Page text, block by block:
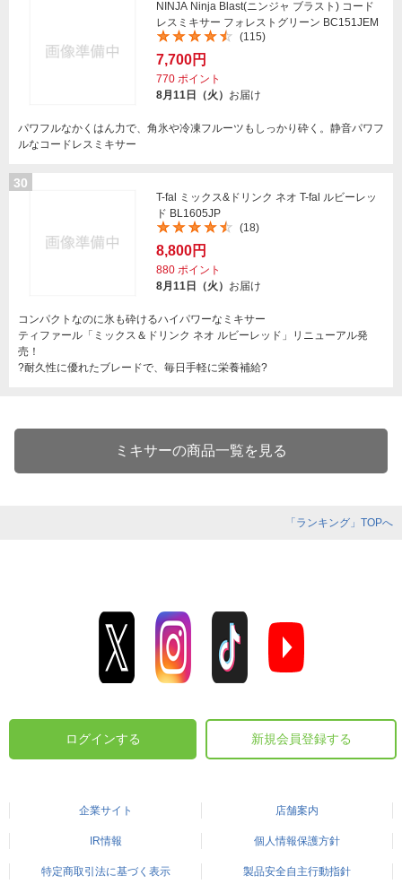
NINJA Ninja Blast(ニンジャ ブラスト) コード
レスミキサー フォレストグリーン BC151JEM
(115)
7,700円
770 ポイント
8月11日（火） お届け
パワフルなかくはん力で、角氷や冷凍フルーツもしっかり砕く。静音パワフ
ルなコードレスミキサー
30
T-fal ミックス&ドリンク ネオ T-fal ルビーレッ
ド BL1605JP
(18)
8,800円
880 ポイント
8月11日（火） お届け
コンパクトなのに氷も砕けるハイパワーなミキサー
ティファール「ミックス＆ドリンク ネオ ルビーレッド」リニューアル発
売！
?耐久性に優れたブレードで、毎日手軽に栄養補給?
ミキサーの商品一覧を見る
「ランキング」TOPへ
ログインする 新規会員登録する
企業サイト 店舗案内
IR情報 個人情報保護方針
特定商取引法に基づく表示 製品安全自主行動指針